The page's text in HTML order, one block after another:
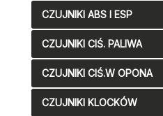
CZUJNIKI ABS I ESP
CZUJNIKI CIŚ. PALIWA
CZUJNIKI CIŚ.W OPONA
CZUJNIKI KLOCKÓW